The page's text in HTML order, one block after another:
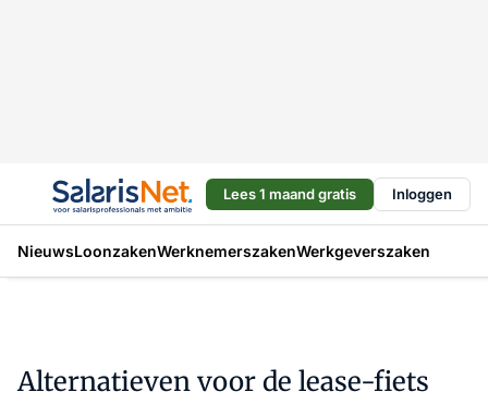
Lees 1 maand gratis Inloggen
NieuwsLoonzakenWerknemerszakenWerkgeverszaken
Alternatieven voor de lease-fiets